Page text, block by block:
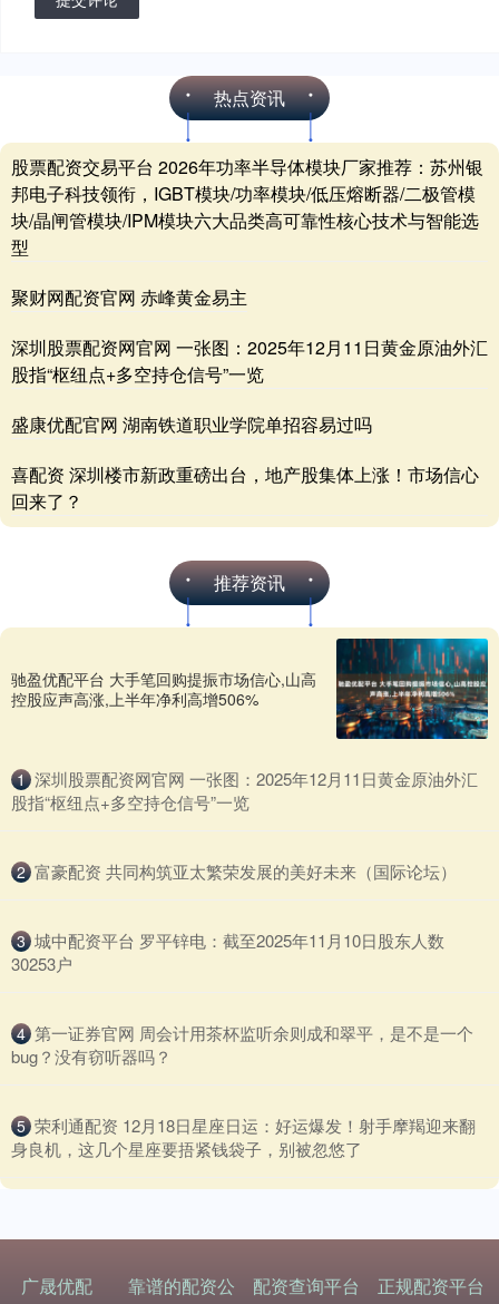
热点资讯
股票配资交易平台 2026年功率半导体模块厂家推荐：苏州银
邦电子科技领衔，IGBT模块/功率模块/低压熔断器/二极管模
块/晶闸管模块/IPM模块六大品类高可靠性核心技术与智能选
型
聚财网配资官网 赤峰黄金易主
深圳股票配资网官网 一张图：2025年12月11日黄金原油外汇
股指“枢纽点+多空持仓信号”一览
盛康优配官网 湖南铁道职业学院单招容易过吗
喜配资 深圳楼市新政重磅出台，地产股集体上涨！市场信心
回来了？
推荐资讯
驰盈优配平台 大手笔回购提振市场信心,山高
控股应声高涨,上半年净利高增506%
1 ​深圳股票配资网官网 一张图：2025年12月11日黄金原油外汇
股指“枢纽点+多空持仓信号”一览
2 ​富豪配资 共同构筑亚太繁荣发展的美好未来（国际论坛）
3 ​城中配资平台 罗平锌电：截至2025年11月10日股东人数
30253户
4 ​第一证券官网 周会计用茶杯监听余则成和翠平，是不是一个
bug？没有窃听器吗？
5 ​荣利通配资 12月18日星座日运：好运爆发！射手摩羯迎来翻
身良机，这几个星座要捂紧钱袋子，别被忽悠了
广晟优配
靠谱的配资公
配资查询平台 正规配资平台